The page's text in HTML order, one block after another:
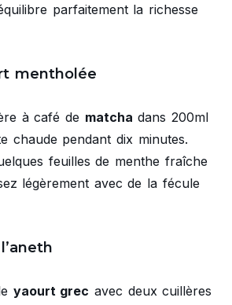
parfaitement la richesse
mentholée
à café de matcha dans 200ml
chaude pendant dix minutes.
feuilles de menthe fraîche
légèrement avec de la fécule
yaourt grec avec deux cuillères